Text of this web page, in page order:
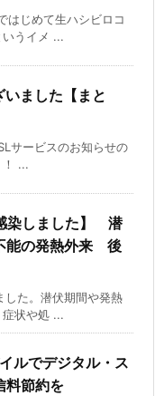
はじめて生ハシビロコ
うイメ ...
ました【まと
サービスのお知らせの
！ ...
染しました】 潜
の発熱外来 後
した。潜伏期間や発熱
状や処 ...
ルでデジタル・ス
料節約を